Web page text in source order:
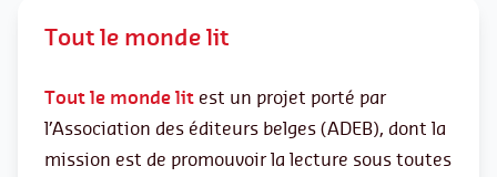
Tout le monde lit
Tout le monde lit est un projet porté par
l’Association des éditeurs belges (ADEB), dont la
mission est de promouvoir la lecture sous toutes